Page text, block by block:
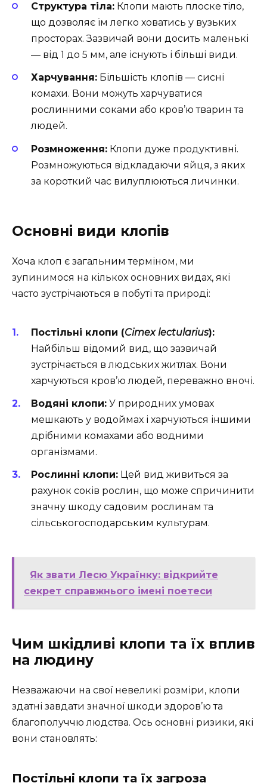
Структура тіла: Клопи мають плоске тіло,
що дозволяє їм легко ховатись у вузьких
просторах. Зазвичай вони досить маленькі
— від 1 до 5 мм, але існують і більші види.
Харчування: Більшість клопів — сисні
комахи. Вони можуть харчуватися
рослинними соками або кров’ю тварин та
людей.
Розмноження: Клопи дуже продуктивні.
Розмножуються відкладаючи яйця, з яких
за короткий час вилуплюються личинки.
Основні види клопів
Хоча клоп є загальним терміном, ми
зупинимося на кількох основних видах, які
часто зустрічаються в побуті та природі:
Постільні клопи (Cimex lectularius):
Найбільш відомий вид, що зазвичай
зустрічається в людських житлах. Вони
харчуються кров’ю людей, переважно вночі.
Водяні клопи: У природних умовах
мешкають у водоймах і харчуються іншими
дрібними комахами або водними
організмами.
Рослинні клопи: Цей вид живиться за
рахунок соків рослин, що може спричинити
значну шкоду садовим рослинам та
сільськогосподарським культурам.
Як звати Лесю Українку: відкрийте
секрет справжнього імені поетеси
Чим шкідливі клопи та їх вплив
на людину
Незважаючи на свої невеликі розміри, клопи
здатні завдати значної шкоди здоров’ю та
благополуччю людства. Ось основні ризики, які
вони становлять:
Постільні клопи та їх загроза